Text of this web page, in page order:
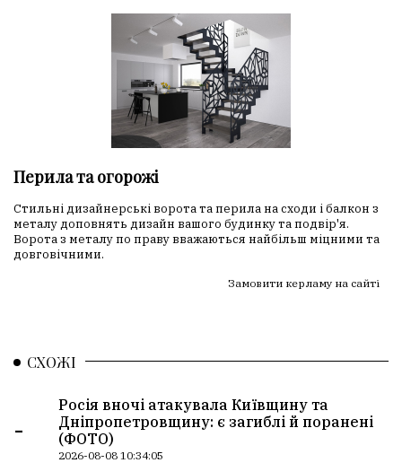
Перила та огорожі
Стильні дизайнерські ворота та перила на сходи і балкон з
металу доповнять дизайн вашого будинку та подвір'я.
Ворота з металу по праву вважаються найбільш міцними та
довговічними.
Замовити керламу на сайті
СХОЖІ
-
Росія вночі атакувала Київщину та
Дніпропетровщину: є загиблі й поранені
(ФОТО)
2026-08-08 10:34:05